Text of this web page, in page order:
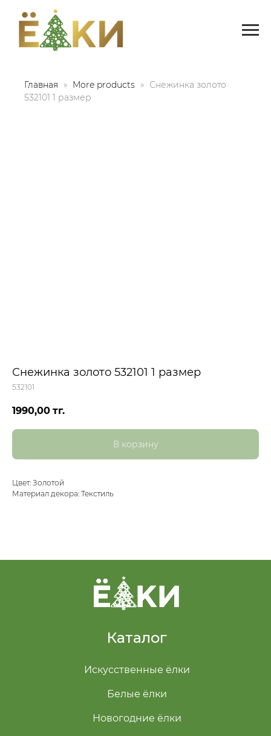
Главная More products
Снежинка золото
532101 1 размер
Снежинка золото 532101 1 размер
532101
1990,00 тг.
В корзину
Цвет: Золотой
Материал декора: Текстиль
Каталог
Искусственные ёлки
Белые ёлки
Новогодние ёлки